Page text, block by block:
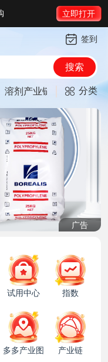
签到
搜索
溶剂产业链 粉体产业
分类
立即打开
广告
试用中心 指数
多多产业图 产业链